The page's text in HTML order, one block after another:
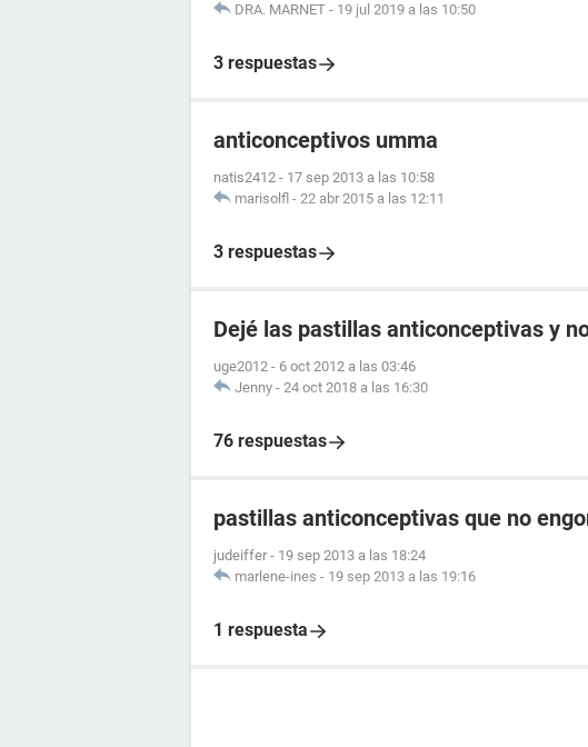
DRA. MARNET - 19 jul 2019 a las 10:50
3 respuestas
anticonceptivos umma
natis2412 - 17 sep 2013 a las 10:58
marisolfl - 22 abr 2015 a las 12:11
3 respuestas
Dejé las pastillas anticonceptivas y
uge2012 - 6 oct 2012 a las 03:46
Jenny - 24 oct 2018 a las 16:30
76 respuestas
pastillas anticonceptivas que no
judeiffer - 19 sep 2013 a las 18:24
marlene-ines - 19 sep 2013 a las 19:16
1 respuesta